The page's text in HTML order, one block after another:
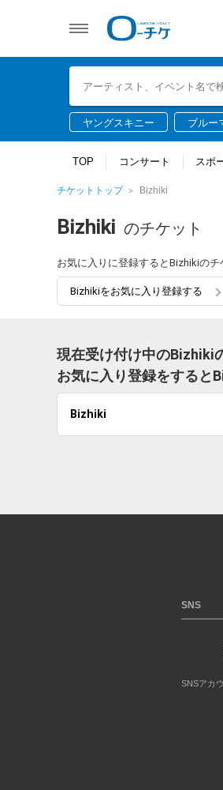
ヤングスキニー ブルー
TOP コンサート スポ
チケットトップ Bizhiki
Bizhiki のチケット
お気に入りに登録するとBizhikiの
Bizhikiをお気に入り登録する
現在受け付け中のBizhiki
お気に入り登録をすると
Bizhiki
SNS
SNSアカ